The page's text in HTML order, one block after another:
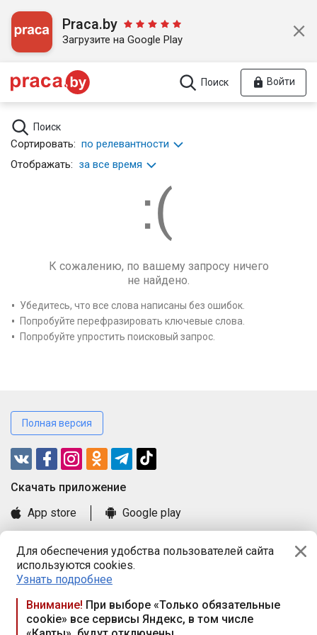
Для обеспечения удобства пользователей сайта
используются cookies.
Узнать подробнее
Внимание! При выборе «Только обязательные
cookie» все сервисы Яндекс, в том числе
Praca.by
Загрузите на Google Play
Поиск Войти
Поиск
Сортировать: по релевантности
Отображать: за все время
К сожалению, по вашему запросу ничего
не найдено.
Убедитесь, что все слова написаны без ошибок.
Попробуйте перефразировать ключевые слова.
Попробуйте упростить поисковый запрос.
Полная версия
Cкачать приложение
App store
Google play
Книга замечаний и предложений
Правила и документы
Praca.by © 2000—2026, ООО «ПРАЦА БАЙ»
Республика Беларусь, 220114, г. Минск, пр-т Независимости
117а, пом. № 9.